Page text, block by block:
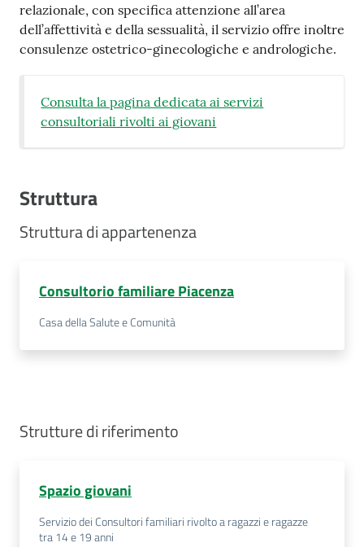
Costruiamo
Salute
ed Enti
relazionale, con specifica attenzione all’area
dell’affettività e della sessualità, il servizio offre inoltre
consulenze ostetrico-ginecologiche e andrologiche.
Consulta la pagina dedicata ai servizi
consultoriali rivolti ai giovani
Struttura
Struttura di appartenenza
Consultorio familiare Piacenza
Casa della Salute e Comunità
Strutture di riferimento
Spazio giovani
Servizio dei Consultori familiari rivolto a ragazzi e ragazze
tra 14 e 19 anni